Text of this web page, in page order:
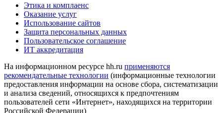
Этика и комплаенс
Оказание услуг
Использование сайтов
Защита персональных данных
Пользовательское соглашение
ИТ аккредитация
На информационном ресурсе hh.ru применяются
рекомендательные технологии (информационные технологии
предоставления информации на основе сбора, систематизации
и анализа сведений, относящихся к предпочтениям
пользователей сети «Интернет», находящихся на территории
Российской Федерации)